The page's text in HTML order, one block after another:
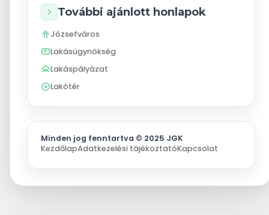
További ajánlott honlapok
Józsefváros
Lakásügynökség
Lakáspályázat
Lakótér
Minden jog fenntartva © 2025 JGK
KezdőlapAdatkezelési tájékoztatóKapcsolat